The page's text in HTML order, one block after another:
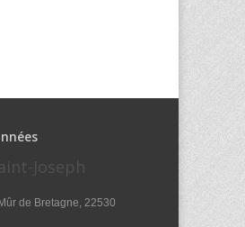
Joseph
de Bretagne, 22530